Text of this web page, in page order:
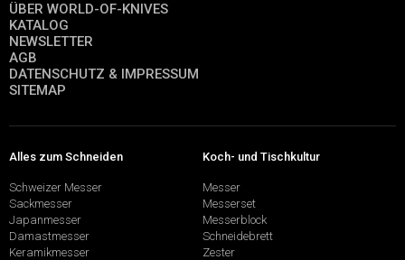
ÜBER WORLD-OF-KNIVES
KATALOG
NEWSLETTER
AGB
DATENSCHUTZ & IMPRESSUM
SITEMAP
Alles zum Schneiden
Schweizer Messer
Sackmesser
Japanmesser
Damastmesser
Keramikmesser
Koch- und Tischkultur
Messer
Messerset
Messerblock
Schneidebrett
Zester